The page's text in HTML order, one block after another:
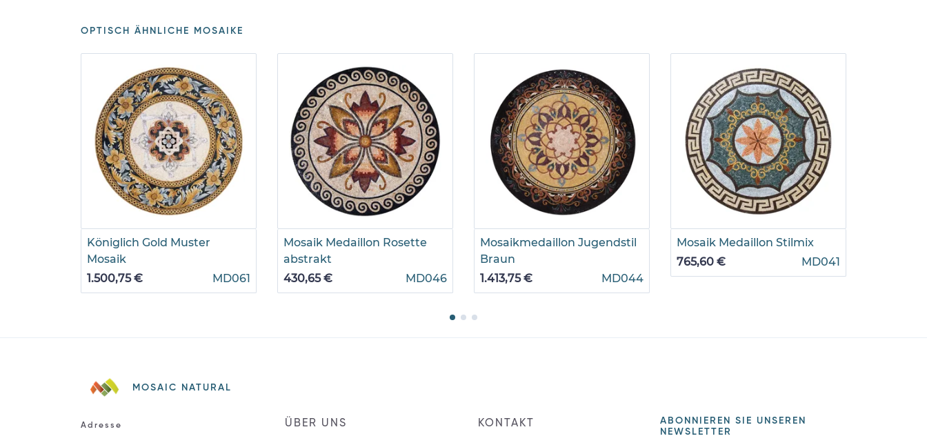
OPTISCH ÄHNLICHE MOSAIKE
Königlich Gold Muster
Mosaik
1.500,75 €
MD061
Mosaik Medaillon Rosette
abstrakt
430,65 €
MD046
Mosaikmedaillon Jugendstil
Braun
1.413,75 €
MD044
Mosaik Medaillon Stilmix
765,60 €
MD041
MOSAIC NATURAL
Adresse ÜBER UNS KONTAKT
ABONNIEREN SIE UNSEREN
NEWSLETTER